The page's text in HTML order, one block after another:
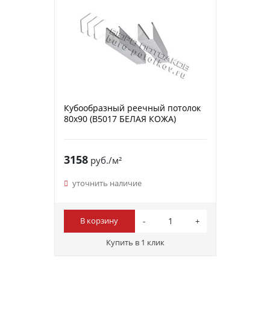
Кубообразный реечный потолок
80х90 (B5017 БЕЛАЯ КОЖА)
3158руб./м²
уточнить наличие
В корзину
Купить в 1 клик